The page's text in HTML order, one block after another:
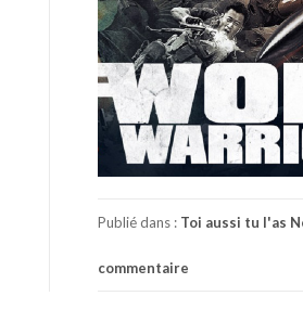
Publié dans : Toi aussi tu l'as
commentaire